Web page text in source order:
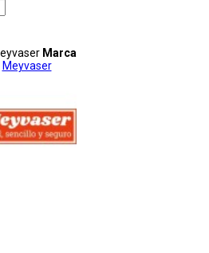
Marca
Meyvaser